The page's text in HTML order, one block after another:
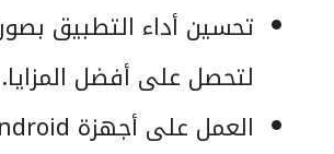
تحسين أداء التطبيق
لتحصل على أفضل المزايا.